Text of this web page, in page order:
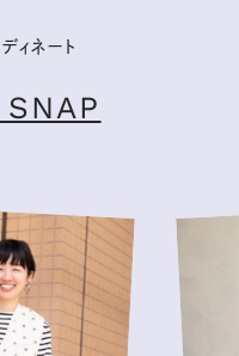
ィネート